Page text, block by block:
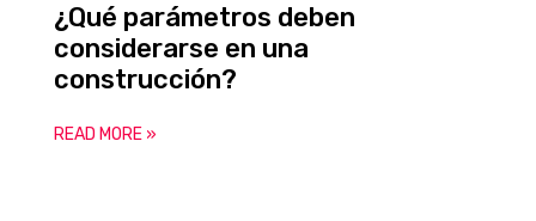
¿Qué parámetros deben
considerarse en una
construcción?
READ MORE »